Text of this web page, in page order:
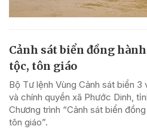
Cảnh sát biển đồng
tộc, tôn giáo
Bộ Tư lệnh Vùng Cảnh sát biển
và chính quyền xã Phước Dinh,
Chương trình “Cảnh sát biển
tôn giáo”.